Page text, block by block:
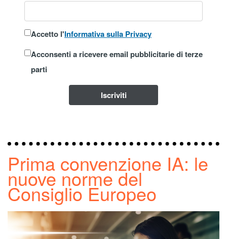
Accetto l'Informativa sulla Privacy
Acconsenti a ricevere email pubblicitarie di terze
parti
Iscriviti
Prima convenzione IA: le
nuove norme del
Consiglio Europeo